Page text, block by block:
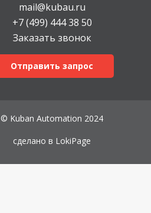
mail@kubau.ru
+7 (499) 444 38 50
Заказать звонок
Отправить запрос
© Kuban Automation 2024
сделано в LokiPage